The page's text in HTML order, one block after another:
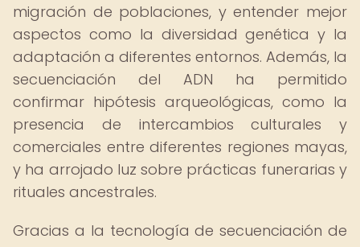
migración de poblaciones, y entender mejor
aspectos como la diversidad genética y la
adaptación a diferentes entornos. Además, la
secuenciación del ADN ha permitido
confirmar hipótesis arqueológicas, como la
presencia de intercambios culturales y
comerciales entre diferentes regiones mayas,
y ha arrojado luz sobre prácticas funerarias y
rituales ancestrales.
Gracias a la tecnología de secuenciación de